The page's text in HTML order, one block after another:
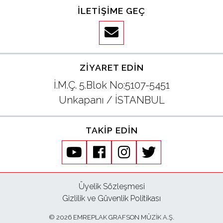
İLETIŞIME GEÇ
ZIYARET EDIN
İ.M.Ç. 5.Blok No:5107-5451
Unkapanı / İSTANBUL
TAKIP EDIN
youtubefacebookinstagram
Üyelik Sözleşmesi
Gizlilik ve Güvenlik Politikası
© 2026 EMREPLAK GRAFSON MÜZİK A.Ş.